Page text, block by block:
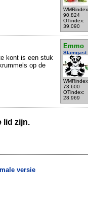
90.824
OTindex:
39.090
Emmo
Stamgast
73.600
OTindex:
28.969
kont is een stuk
op de
lid zijn.
versie